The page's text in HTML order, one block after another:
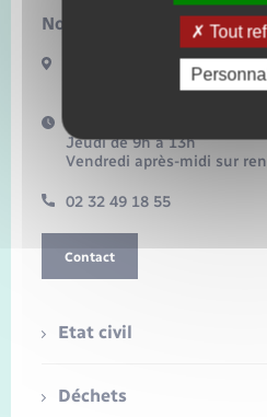
Nous contacter :
3 route de Fleury
Horaires d'ouverture :
Jeudi de 9h à 13h
Vendredi après-midi sur
02 32 49 18 55
Contact
Etat civil
Déchets
Tout